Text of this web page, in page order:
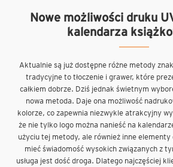
Nowe możliwości druku
kalendarza
Aktualnie są już dostępne różne metody
tradycyjne to tłoczenie i grawer, które
całkiem dobrze. Dziś jednak świetnym
nowa metoda. Daje ona możliwość
kolorze, co zapewnia niezwykle atrakcyjny
że nie tylko logo można nanieść na
użyciu tej metody, ale również inne
mieć świadomość wysokich związanych z
usługa jest dość droga. Dlatego najczęściej